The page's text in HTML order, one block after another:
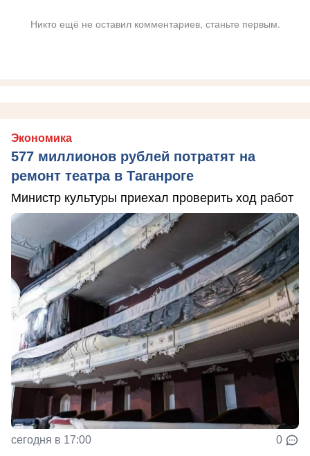
Никто ещё не оставил комментариев, станьте первым.
Экономика
577 миллионов рублей потратят на
ремонт театра в Таганроге
Министр культуры приехал проверить ход работ
сегодня в 17:00 0